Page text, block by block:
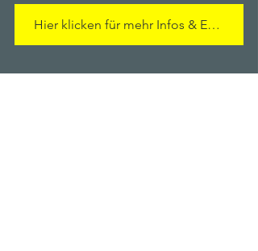
Hier klicken für mehr Infos & Eure Bewerbung